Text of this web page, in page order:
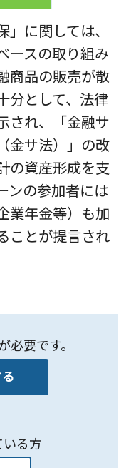
」に関しては、
ースの取り組み
商品の販売が散
分として、法律
され、「金融サ
金サ法）」の改
の資産形成を支
ンの参加者には
業年金等）も加
ことが提言され
必要です。
いる方